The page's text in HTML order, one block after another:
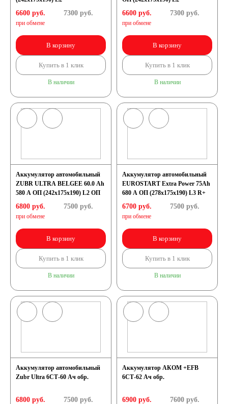
6600 руб.
при обмене
7300руб.
В корзину
Купить в 1 клик
В наличии
6600 руб.
при обмене
7300руб.
В корзину
Купить в 1 клик
В наличии
Аккумулятор автомобильный
ZUBR ULTRA BELGEE 60.0 Ah
580 A ОП (242x175x190) L2 ОП
6800 руб.
при обмене
7500руб.
В корзину
Купить в 1 клик
В наличии
Аккумулятор автомобильный
EUROSTART Extra Power 75Ah
680 A ОП (278x175x190) L3 R+
6700 руб.
при обмене
7500руб.
В корзину
Купить в 1 клик
В наличии
Аккумулятор автомобильный
Zubr Ultra 6СТ-60 Ач обр.
6800 руб. 7500руб.
Аккумулятор АКОМ +EFB
6СТ-62 Ач обр.
6900 руб. 7600руб.